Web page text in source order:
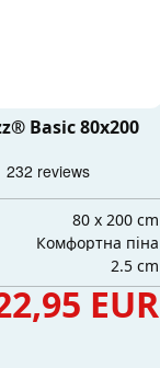
Basic 80x200
80 x 200 cm
Комфортна піна
2.5 cm
EUR